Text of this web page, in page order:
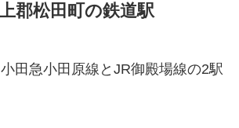
郡松田町の鉄道駅
田急小田原線とJR御殿場線の2駅